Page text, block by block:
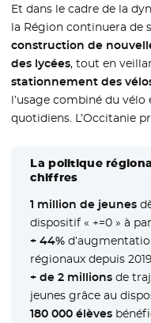
Et dans le cadre de la
la Région continuera de
construction de
des lycées, tout en
stationnement des
l’usage combiné du
quotidiens. L’Occitanie
La politique
chiffres
1 million de jeunes
dispositif « +=0 » à
+ 44%
régionaux depuis
+ de 2 millions de
jeunes grâce au
180 000 élèves